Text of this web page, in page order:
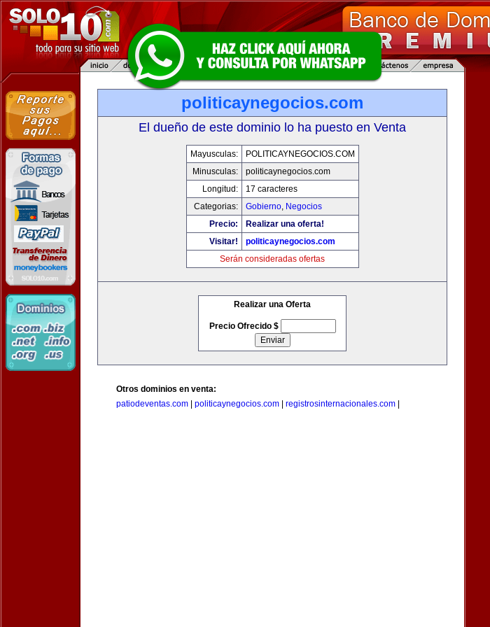
politicaynegocios.com
El dueño de este dominio lo ha puesto en Venta
Mayusculas:
POLITICAYNEGOCIOS.COM
Minusculas:
politicaynegocios.com
Longitud:
17 caracteres
Categorias:
Gobierno, Negocios
Precio:
Realizar una oferta!
Visitar!
politicaynegocios.com
Serán consideradas ofertas
Realizar una Oferta
Precio Ofrecido $
Otros dominios en venta:
patiodeventas.com
politicaynegocios.com registrosinternacionales.com